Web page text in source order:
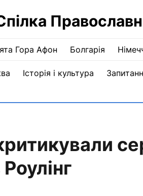
Гора Афон Болгарія
Історія і культура